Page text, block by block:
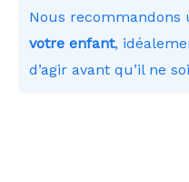
Nous recommandons
votre enfant,
d’agir avant qu’il ne